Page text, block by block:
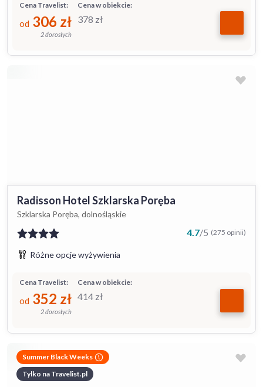
Cena w obiekcie:
378 zł
Cena Travelist:
od 306 zł
2 dorosłych
Radisson Hotel Szklarska Poręba
Szklarska Poręba, dolnośląskie
4.7/5 (275 opinii)
Różne opcje wyżywienia
Cena w obiekcie:
414 zł
Cena Travelist:
od 352 zł
2 dorosłych
Summer Black Weeks
Tylko na Travelist.pl